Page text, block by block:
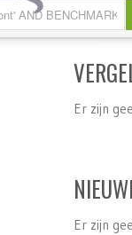
Er zijn
Er zijn